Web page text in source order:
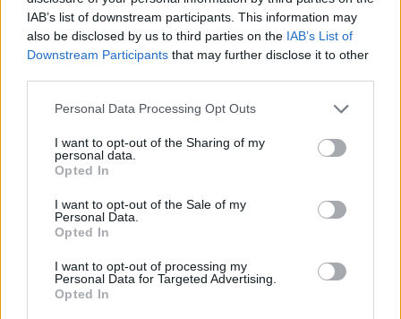
IAB’s list of downstream participants. This information may
also be disclosed by us to third parties on the IAB’s List of
Downstream Participants that may further disclose it to other
Personal Data Processing Opt Outs
I want to opt-out of the Sharing of my
personal data.
Opted In
I want to opt-out of the Sale of my
Personal Data.
Opted In
I want to opt-out of processing my
Personal Data for Targeted Advertising.
Opted In
faríngeas de personas infectadas. Es
una enfermedad en general benigna
aunque puede cursar con
complicaciones como neumonía, otitis,
laringotraqueitis y diarrea. Raramente
(especialmente en la infancia).
El periodo de transmisibilidad de una
persona con sarampión, en el que
puede ser contagiosa, va desde cuatro
sarpullido (exantema) hasta cuadro
días después de su desaparición.
Durante este tiempo es fundamental
inmunizadas. No se ha demostrado
que el virus contenido en la vacuna
sea transmisible.